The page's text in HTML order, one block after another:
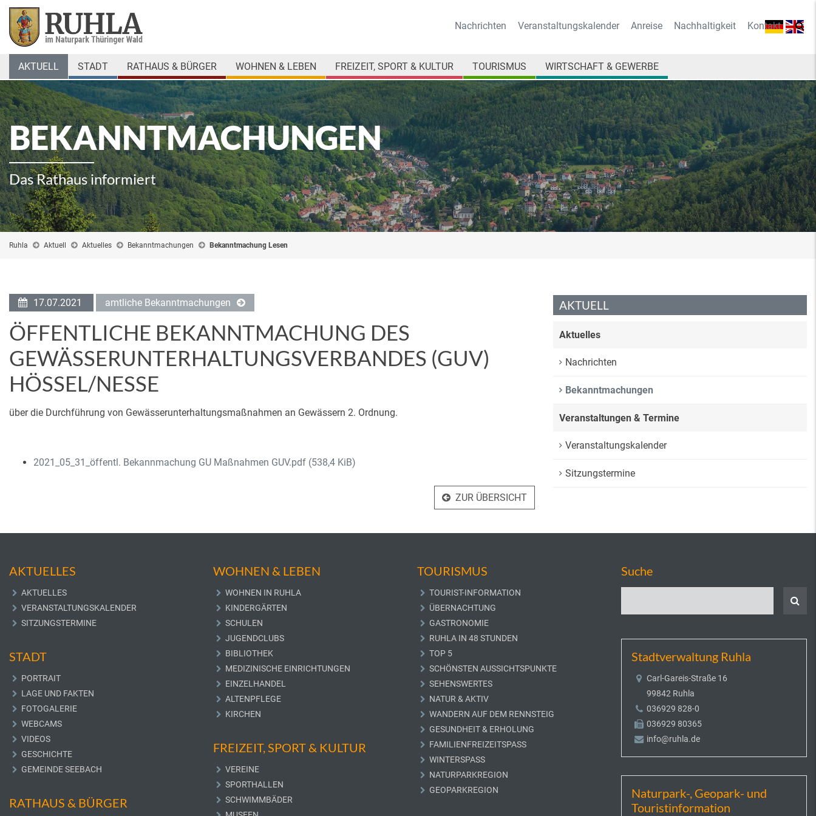
Nachrichten Veranstaltungskalender Anreise Nachhaltigkeit Kontakt
AKTUELL STADT RATHAUS & BÜRGER WOHNEN & LEBEN FREIZEIT, SPORT & KULTUR TOURISMUS WIRTSCHAFT & GEWERBE
BEKANNTMACHUNGEN
Das Rathaus informiert
Ruhla Aktuell Aktuelles Bekanntmachungen Bekanntmachung Lesen
17.07.2021 amtliche Bekanntmachungen
ÖFFENTLICHE BEKANNTMACHUNG DES
GEWÄSSERUNTERHALTUNGSVERBANDES (GUV)
HÖSSEL/NESSE
über die Durchführung von Gewässerunterhaltungsmaßnahmen an Gewässern 2. Ordnung.
2021_05_31_öffentl. Bekannmachung GU Maßnahmen GUV.pdf (538,4 KiB)
ZUR ÜBERSICHT
AKTUELL
Aktuelles
Nachrichten
Bekanntmachungen
Veranstaltungen & Termine
Veranstaltungskalender
Sitzungstermine
AKTUELLES
AKTUELLES
VERANSTALTUNGSKALENDER
SITZUNGSTERMINE
STADT
PORTRAIT
LAGE UND FAKTEN
FOTOGALERIE
WEBCAMS
VIDEOS
GESCHICHTE
GEMEINDE SEEBACH
RATHAUS & BÜRGER
WOHNEN & LEBEN
WOHNEN IN RUHLA
KINDERGÄRTEN
SCHULEN
JUGENDCLUBS
BIBLIOTHEK
MEDIZINISCHE EINRICHTUNGEN
EINZELHANDEL
ALTENPFLEGE
KIRCHEN
FREIZEIT, SPORT & KULTUR
VEREINE
SPORTHALLEN
SCHWIMMBÄDER
TOURISMUS
TOURIST-INFORMATION
ÜBERNACHTUNG
GASTRONOMIE
RUHLA IN 48 STUNDEN
TOP 5
SCHÖNSTEN AUSSICHTSPUNKTE
SEHENSWERTES
NATUR & AKTIV
WANDERN AUF DEM RENNSTEIG
GESUNDHEIT & ERHOLUNG
FAMILIENFREIZEITSPASS
WINTERSPASS
NATURPARKREGION
GEOPARKREGION
Suche
Stadtverwaltung Ruhla
Carl-Gareis-Straße 16
99842 Ruhla
036929 828-0
036929 80365
info@ruhla.de
Naturpark-, Geopark- und
Touristinformation